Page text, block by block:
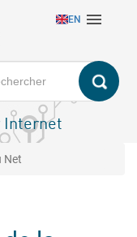
EN 
Internet
Net